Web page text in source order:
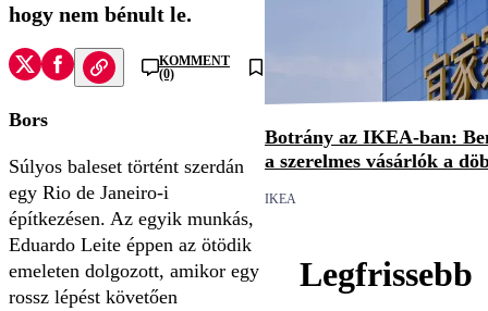
hogy nem bénult le.
KOMMENT
(0)
Bors
Súlyos baleset történt szerdán
egy Rio de Janeiro-i
építkezésen. Az egyik munkás,
Eduardo Leite éppen az ötödik
emeleten dolgozott, amikor egy
rossz lépést követően
Botrány az IKEA-ban:
a szerelmes vásárlók a
IKEA
Legfrissebb